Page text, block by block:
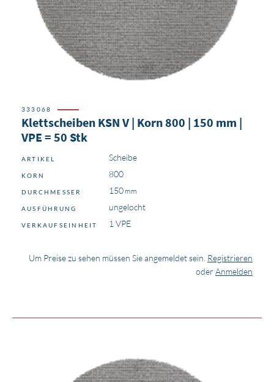
333068
Klettscheiben KSN V | Korn 800 | 150 mm |
VPE = 50 Stk
ARTIKEL Scheibe
KORN 800
DURCHMESSER 150
AUSFÜHRUNG ungelocht
VERKAUFSEINHEIT 1 VPE
Um Preise zu sehen müssen Sie angemeldet sein. Registrieren
oder Anmelden